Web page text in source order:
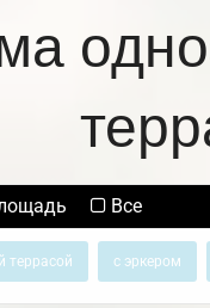
Все
террасой с эркером